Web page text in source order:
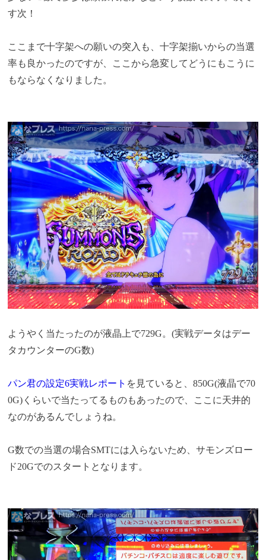
す次！
ここまで十字架への願いの突入も、十字架揃いからの当選
率も良かったのですが、ここから急変してどうにもこうに
もならなくなりました。
ようやく当たったのが液晶上で729G。(実戦データはデー
タカウンターのG数)
パン君の設定6実戦レポート を見ていると、850G(液晶で70
0G)くらいで当たってるものもあったので、ここに天井的
なのがあるんでしょうね。
G数での当選の場合SMTには入らないため、サモンズロー
ド20Gでのスタートとなります。